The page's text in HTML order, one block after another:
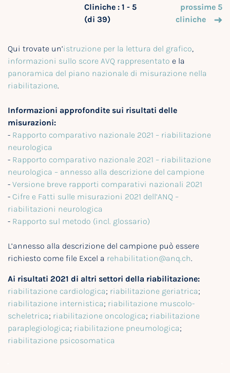
Cliniche : 1 - 5
(di 39)
prossime 5
cliniche
Qui trovate un’istruzione per la lettura del grafico,
informazioni sullo score AVQ rappresentato e la
panoramica del piano nazionale di misurazione nella
riabilitazione.
Informazioni approfondite sui risultati delle
misurazioni:
- Rapporto comparativo nazionale 2021 – riabilitazione
neurologica
- Rapporto comparativo nazionale 2021 – riabilitazione
neurologica – annesso alla descrizione del campione
- Versione breve rapporti comparativi nazionali 2021
- Cifre e Fatti sulle misurazioni 2021 dell’ANQ –
riabilitazioni neurologica
- Rapporto sul metodo (incl. glossario)
L’annesso alla descrizione del campione può essere
richiesto come file Excel a rehabilitation@anq.ch.
Ai risultati 2021 di altri settori della riabilitazione:
riabilitazione cardiologica; riabilitazione geriatrica;
riabilitazione internistica; riabilitazione muscolo-
scheletrica; riabilitazione oncologica; riabilitazione
paraplegiologica; riabilitazione pneumologica;
riabilitazione psicosomatica